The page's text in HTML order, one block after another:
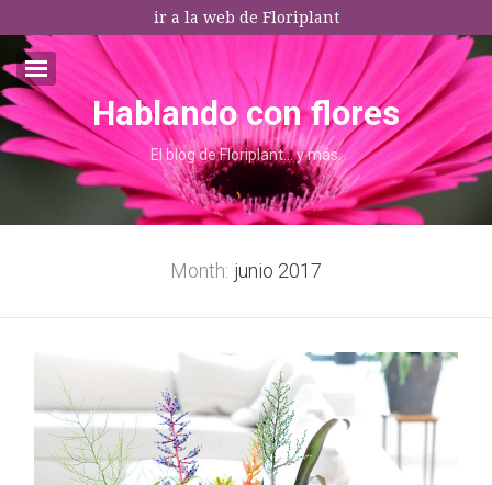
ir a la web de Floriplant
I agree terms and conditions.*
Email:*
Hablando con flores
El blog de Floriplant… y más.
Month: junio 2017